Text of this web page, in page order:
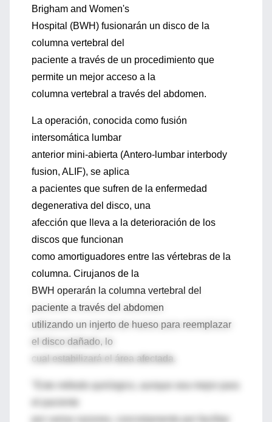
Brigham and Women's
Hospital (BWH) fusionarán un disco de la
columna vertebral del
paciente a través de un procedimiento que
permite un mejor acceso a la
columna vertebral a través del abdomen.
La operación, conocida como fusión
intersomática lumbar
anterior mini-abierta (Antero-lumbar interbody
fusion, ALIF), se aplica
a pacientes que sufren de la enfermedad
degenerativa del disco, una
afección que lleva a la deterioración de los
discos que funcionan
como amortiguadores entre las vértebras de la
columna. Cirujanos de la
BWH operarán la columna vertebral del
paciente a través del abdomen
utilizando un injerto de hueso para reemplazar
el disco dañado, lo
cual estabilizará el área afectada.
"Este método quirúrgico, aunque sea mejor para